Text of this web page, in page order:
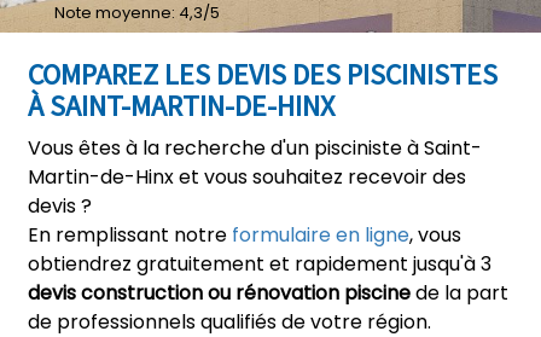
COMPAREZ LES DEVIS DES PISCINISTES
À SAINT-MARTIN-DE-HINX
Vous êtes à la recherche d'un pisciniste à Saint-
Martin-de-Hinx et vous souhaitez recevoir des
devis ?
En remplissant notre formulaire en ligne, vous
obtiendrez gratuitement et rapidement jusqu'à 3
devis construction ou rénovation piscinede la part
de professionnels qualifiés de votre région.
Note moyenne: 4,3/5